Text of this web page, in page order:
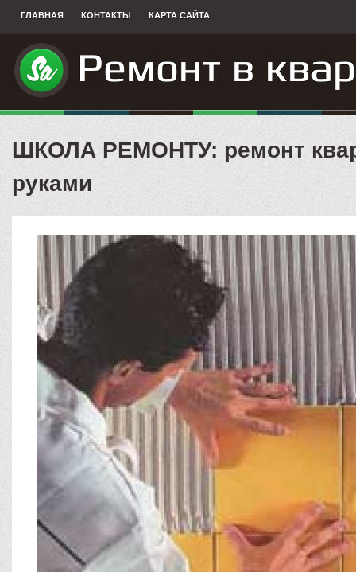
ГЛАВНАЯ КОНТАКТЫ КАРТА САЙТА
ШКОЛА РЕМОНТУ: ремонт
руками